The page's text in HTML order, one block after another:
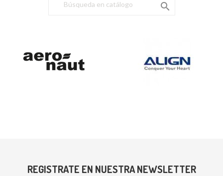

REGISTRATE EN NUESTRA NEWSLETTER